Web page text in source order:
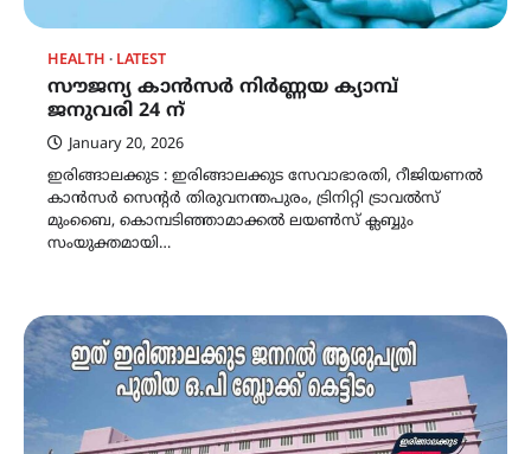
HEALTH LATEST
സൗജന്യ കാൻസർ നിർണ്ണയ ക്യാമ്പ്
ജനുവരി 24 ന്
January 20, 2026
ഇരിങ്ങാലക്കുട : ഇരിങ്ങാലക്കുട സേവാഭാരതി, റീജിയണൽ
കാൻസർ സെൻ്റർ തിരുവനന്തപുരം, ട്രിനിറ്റി ട്രാവൽസ്
മുംബൈ, കൊമ്പടിഞ്ഞാമാക്കൽ ലയൺസ് ക്ലബ്ബും
സംയുക്തമായി…